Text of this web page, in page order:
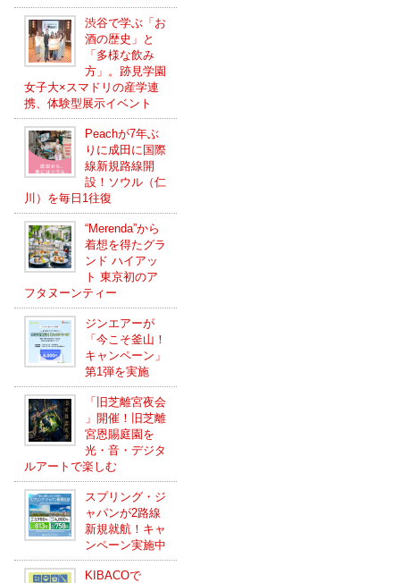
渋谷で学ぶ「お
酒の歴史」と
「多様な飲み
方」。跡見学園
女子大×スマドリの産学連
携、体験型展示イベント
Peachが7年ぶ
りに成田に国際
線新規路線開
設！ソウル（仁
川）を毎日1往復
“Merenda”から
着想を得たグラ
ンド ハイアッ
ト 東京初のア
フタヌーンティー
ジンエアーが
「今こそ釜山！
キャンペーン」
第1弾を実施
「旧芝離宮夜会
」開催！旧芝離
宮恩賜庭園を
光・音・デジタ
ルアートで楽しむ
スプリング・ジ
ャパンが2路線
新規就航！キャ
ンペーン実施中
KIBACOで